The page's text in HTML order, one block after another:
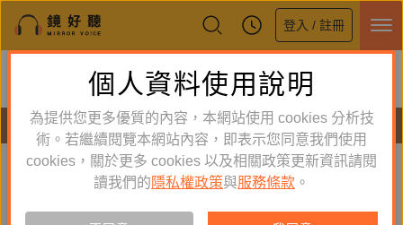
登入 / 註冊
鏡好聽全新APP上線
體驗全面升級，即刻下載
有聲書
傲慢與偏見 新到舊 舊到新
有聲書
個人資料使用說明
為提供您更多優質的內容，本網站使用 cookies 分析技
術。若繼續閱覽本網站內容，即表示您同意我們使用
cookies，關於更多 cookies 以及相關政策更新資訊請閱
讀我們的 隱私權政策與服務條款 。